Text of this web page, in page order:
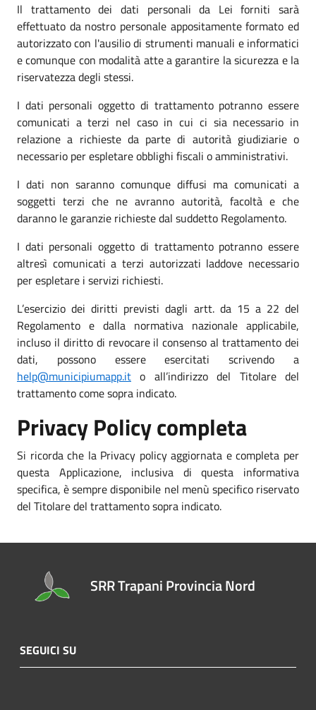
Il trattamento dei dati personali da Lei forniti sarà
effettuato da nostro personale appositamente formato ed
autorizzato con l'ausilio di strumenti manuali e informatici
e comunque con modalità atte a garantire la sicurezza e la
riservatezza degli stessi.
I dati personali oggetto di trattamento potranno essere
comunicati a terzi nel caso in cui ci sia necessario in
relazione a richieste da parte di autorità giudiziarie o
necessario per espletare obblighi fiscali o amministrativi.
I dati non saranno comunque diffusi ma comunicati a
soggetti terzi che ne avranno autorità, facoltà e che
daranno le garanzie richieste dal suddetto Regolamento.
I dati personali oggetto di trattamento potranno essere
altresì comunicati a terzi autorizzati laddove necessario
per espletare i servizi richiesti.
L’esercizio dei diritti previsti dagli artt. da 15 a 22 del
Regolamento e dalla normativa nazionale applicabile,
incluso il diritto di revocare il consenso al trattamento dei
dati, possono essere esercitati scrivendo a
help@municipiumapp.it o all’indirizzo del Titolare del
trattamento come sopra indicato.
Privacy Policy completa
Si ricorda che la Privacy policy aggiornata e completa per
questa Applicazione, inclusiva di questa informativa
specifica, è sempre disponibile nel menù specifico riservato
del Titolare del trattamento sopra indicato.
SRR Trapani Provincia Nord
SEGUICI SU